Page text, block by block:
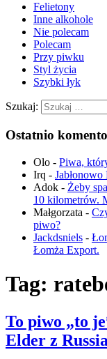
Felietony
Inne alkohole
Nie polecam
Polecam
Przy piwku
Styl życia
Szybki łyk
Szukaj:
Ostatnio
Olo - Piwa,
Irq -
Adok - Żeby
10 kilometrów.
Małgorzata -
piwo?
Jackdsniels -
Łomża Export.
Tag:
To piwo „to
Elder z